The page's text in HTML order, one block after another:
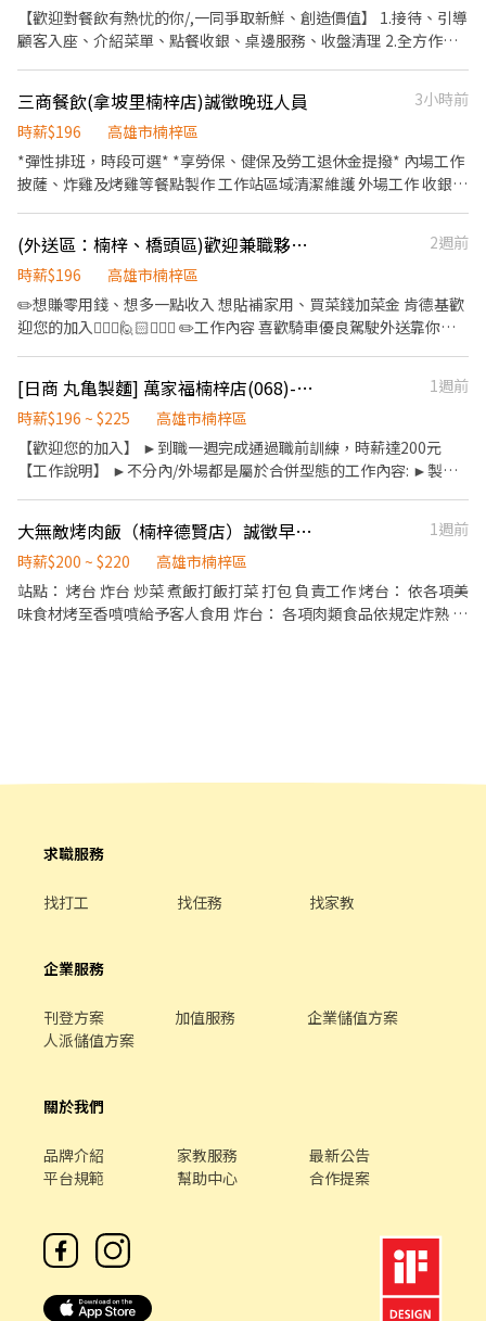
【歡迎對餐飲有熱忧的你/,一同爭取新鮮、創造價值】 1.接待、引導
顧客入座、介紹菜單、點餐收銀、桌邊服務、收盤清理 2.全方作技
三商餐飲(拿坡里楠梓店)誠徵晚班人員
3小時前
時薪$196
高雄市楠梓區
*彈性排班，時段可選* *享勞保、健保及勞工退休金提撥* 內場工作
披薩、炸雞及烤雞等餐點製作 工作站區域清潔維護 外場工作 收銀點
(外送區：楠梓、橋頭區)歡迎兼職夥伴~~肯德基-早班/晚班/假日班 外送員-彈性排班 (騎公司車)
2週前
時薪$196
高雄市楠梓區
✏️想賺零用錢、想多一點收入 想貼補家用、買菜錢加菜金 肯德基歡
迎您的加入🙋🏻‍♀️🙋🏻🙋🏻‍♂️ ✏️工作內容 喜歡騎車優良駕駛外送靠你沒
週至少排休兩天 💰時薪196、外送單數1單10-14元 💼享勞健保 💸發
薪日：每月10日、25日 ✏️公司福利 🎁肯德基員工獨有的生日禮品
💛三節獎金 💵春節、 端午 、中秋 💚年資代金 💸滿一年有年假代金
💥火熱職缺🎊超優福利 👫誠徵熱情活力的你一起加入肯德基
[日商 丸亀製麵] 萬家福楠梓店(068)-長期兼職夥伴/工讀生/彈性排班
1週前
時薪$196 ~ $225
高雄市楠梓區
【歡迎您的加入】 ►到職一週完成通過職前訓練，時薪達200元
【工作說明】 ►不分內/外場都是屬於合併型態的工作內容: ►製
08:30-23:00（面試時請於主管確認排班時間） 【薪資福利】 1. 提
供員工餐 2. 國定假日雙倍薪 3. 提供優秀同仁績效獎金 4. 久任獎金 5.
生日禮卷 6. 滿年資享特休假 7.福委會福利補助 ★★多項福利歡迎您
加入我們★★ 「歡迎喜歡日式餐飲的夥伴加入我們的團隊」
大無敵烤肉飯（楠梓德賢店）誠徵早晚班人員
1週前
時薪$200 ~ $220
高雄市楠梓區
站點： 烤台 炸台 炒菜 煮飯打飯打菜 打包 負責工作 烤台： 依各項美
味食材烤至香噴噴給予客人食用 炸台： 各項肉類食品依規定炸熟 勿
求職服務
找打工 找任務 找家教
企業服務
刊登方案 加值服務
企業儲值方案
人派儲值方案
關於我們
品牌介紹 家教服務
最新公告
平台規範
幫助中心 合作提案